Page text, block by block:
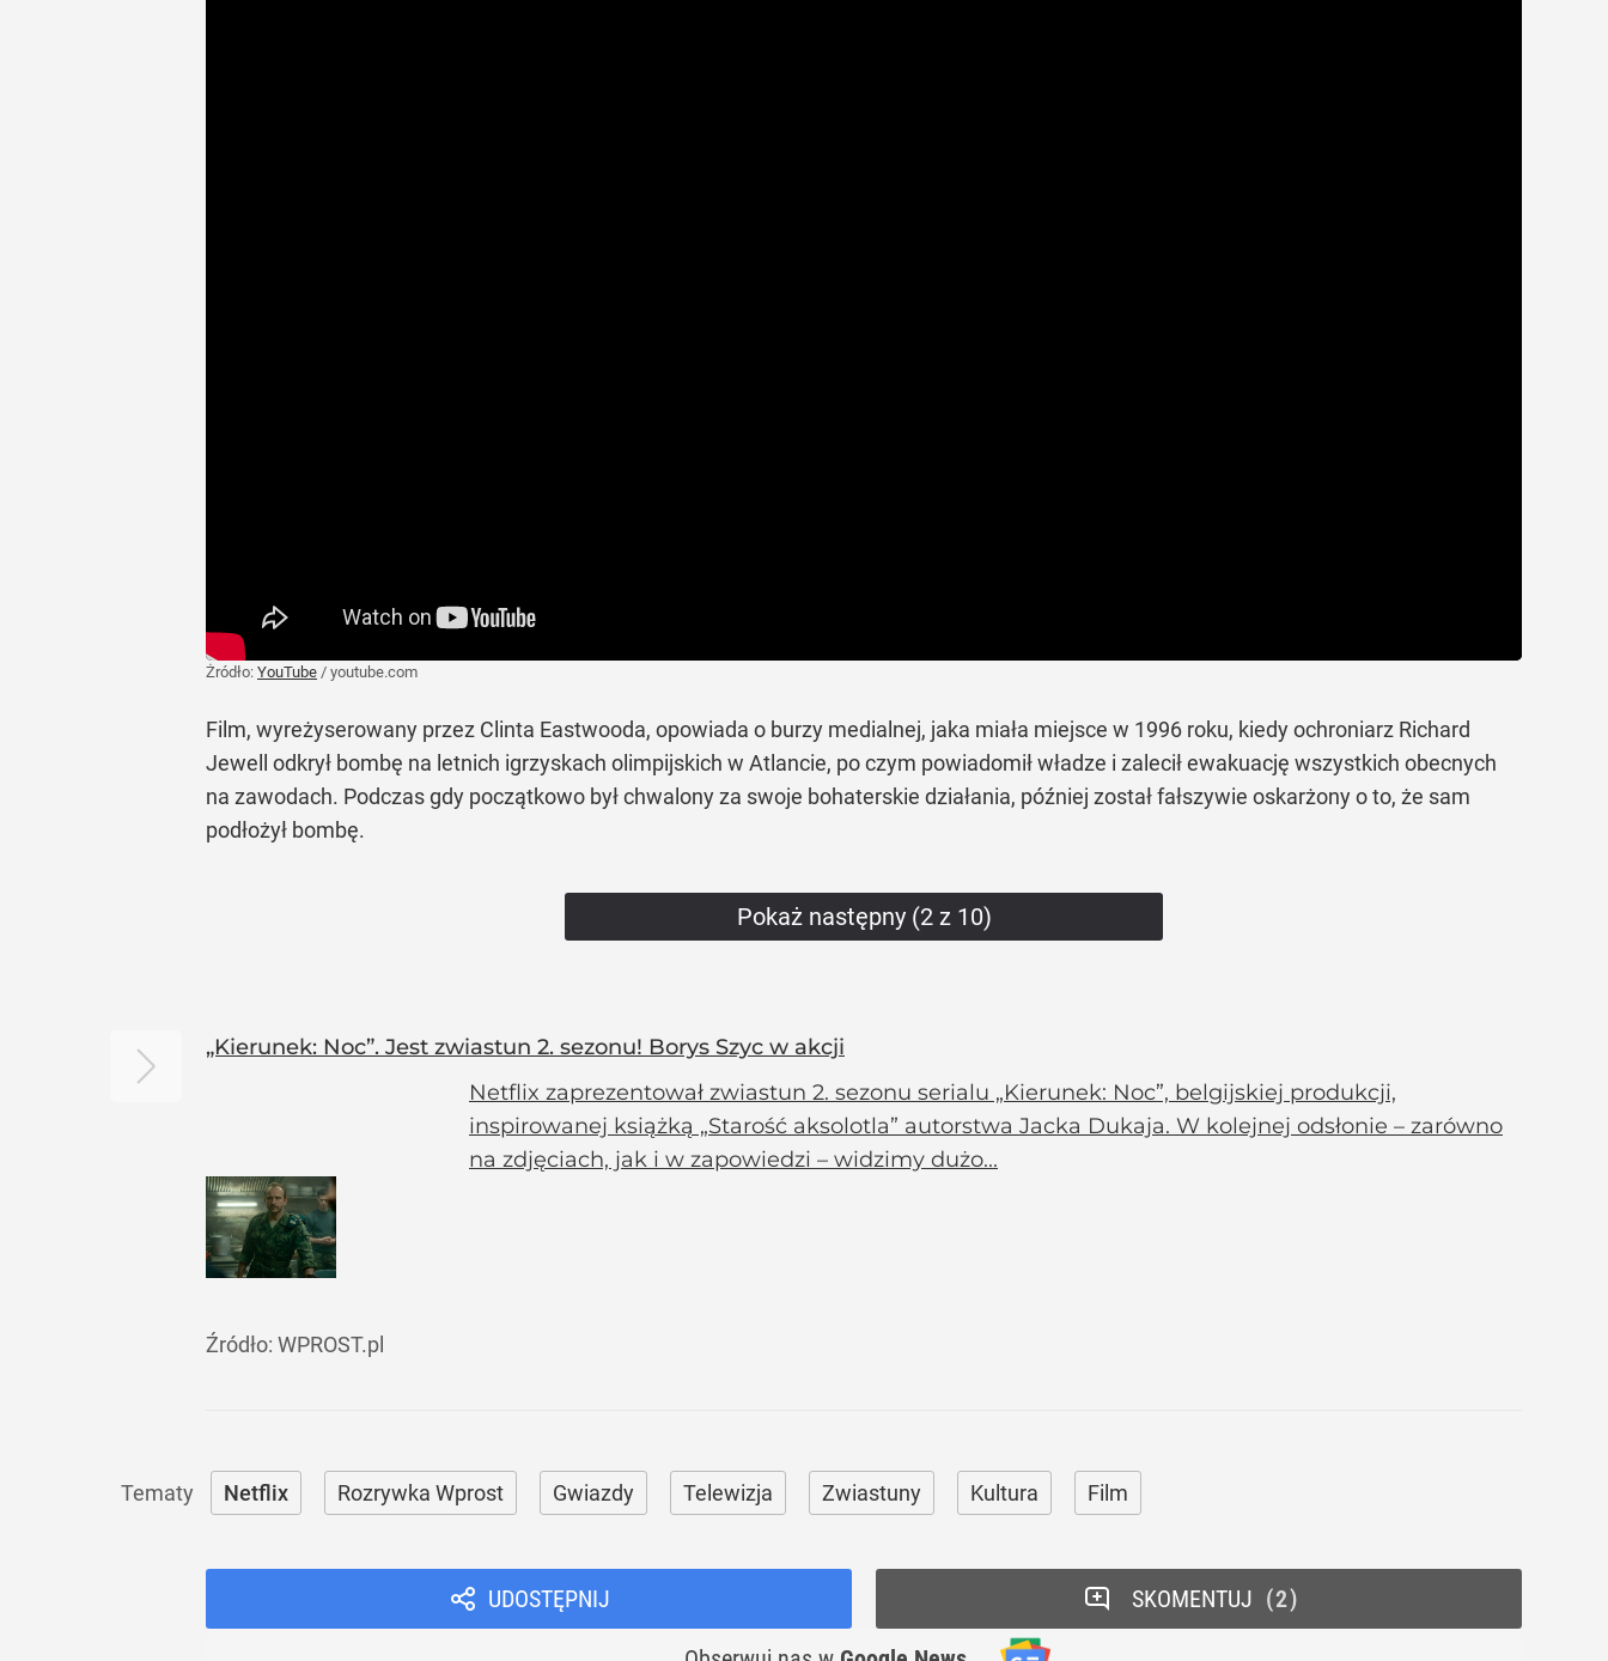
Żródło: YouTube / youtube.com
Film, wyreżyserowany przez Clinta Eastwooda, opowiada o burzy medialnej, jaka miała miejsce w 1996 roku, kiedy ochroniarz Richard
Jewell odkrył bombę na letnich igrzyskach olimpijskich w Atlancie, po czym powiadomił władze i zalecił ewakuację wszystkich obecnych
na zawodach. Podczas gdy początkowo był chwalony za swoje bohaterskie działania, później został fałszywie oskarżony o to, że sam
podłożył bombę.
Pokaż następny (2 z 10)
„Kierunek: Noc”. Jest zwiastun 2. sezonu! Borys Szyc w akcji
Netflix zaprezentował zwiastun 2. sezonu serialu „Kierunek: Noc”, belgijskiej produkcji,
inspirowanej książką „Starość aksolotla” autorstwa Jacka Dukaja. W kolejnej odsłonie – zarówno
na zdjęciach, jak i w zapowiedzi – widzimy dużo...
Źródło: WPROST.pl
Netflix Rozrywka Wprost Gwiazdy Telewizja Zwiastuny Kultura Film
UDOSTĘPNIJ SKOMENTUJ 2